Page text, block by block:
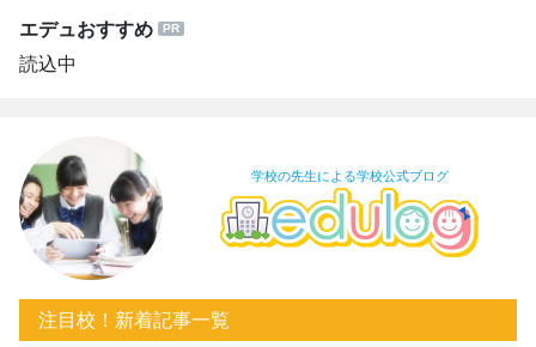
エデュおすすめ
読込中
学校の先生による学校公式ブログ
注目校！新着記事一覧